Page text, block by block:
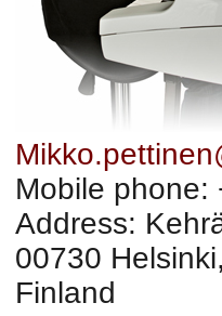
Mobile phone:
Address:
00730
Finland